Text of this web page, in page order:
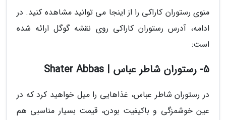
منوی رستوران کاراکی را از اینجا می توانید مشاهده کنید. در
ادامه، آدرس رستوران کاراکی روی نقشه گوگل ارائه شده
است:
5- رستوران شاطر عباس | Shater Abbas
در رستوران شاطر عباس، غذاهایی را میل خواهید کرد که در
عین خوشمزگی و باکیفیت بودن، قیمت بسیار مناسبی هم